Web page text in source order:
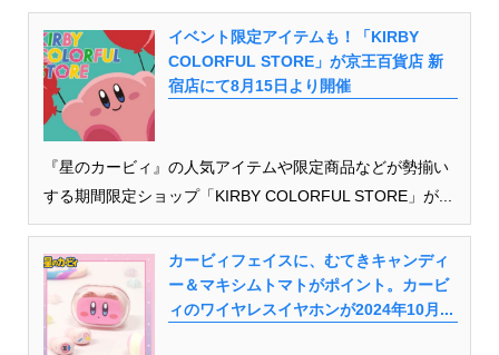
イベント限定アイテムも！「KIRBY
COLORFUL STORE」が京王百貨店 新
宿店にて8月15日より開催
『星のカービィ』の人気アイテムや限定商品などが勢揃い
する期間限定ショップ「KIRBY COLORFUL STORE」が...
カービィフェイスに、むてきキャンディ
ー＆マキシムトマトがポイント。カービ
ィのワイヤレスイヤホンが2024年10月...